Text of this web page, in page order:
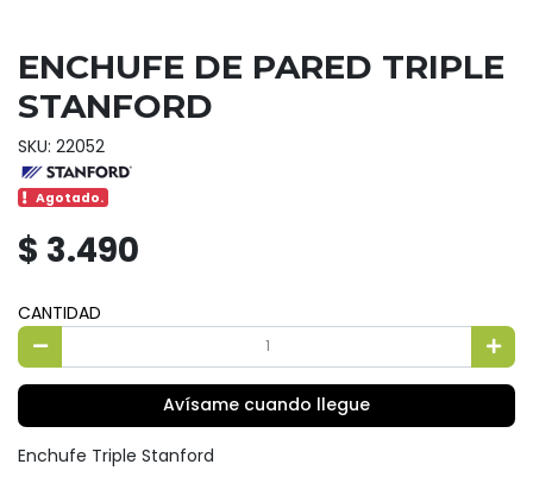
ENCHUFE DE PARED TRIPLE
STANFORD
SKU: 22052
Agotado.
$ 3.490
CANTIDAD
Avísame cuando llegue
Enchufe Triple Stanford